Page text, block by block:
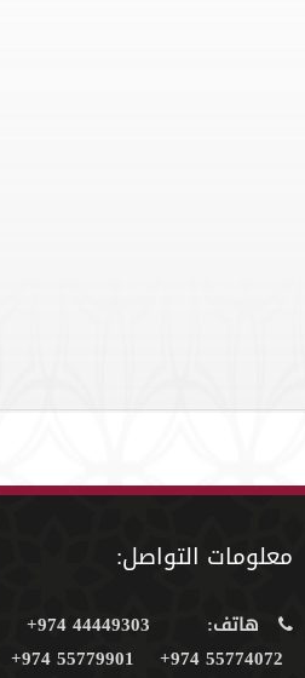
معلومات التواصل:
هاتف:
44449303 974+
55774072 974+
55779901 974+